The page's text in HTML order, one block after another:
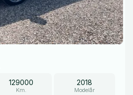
129000
Km.
2018
Modelår